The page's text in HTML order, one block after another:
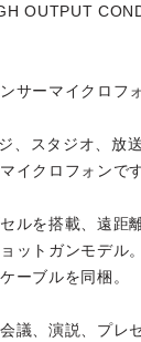
OUTPUT
サーマイクロフォ
、スタジオ、放
イクロフォンです
ルを搭載、遠距
ットガンモデル。
ーブルを同梱。
議、演説、プレ